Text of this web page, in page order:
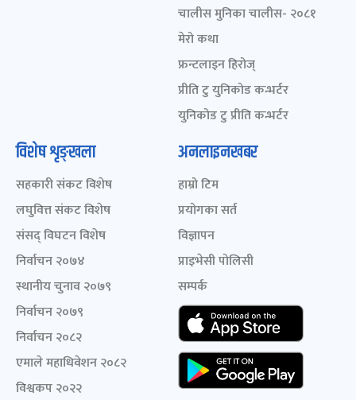
चालीस मुनिका चालीस- २०८१
मेरो कथा
फ्रन्टलाइन हिरोज्
प्रीति टु युनिकोड कन्भर्टर
युनिकोड टु प्रीति कन्भर्टर
विशेष शृङ्खला
सहकारी संकट विशेष
लघुवित्त संकट विशेष
संसद् विघटन विशेष
निर्वाचन २०७४
स्थानीय चुनाव २०७९
निर्वाचन २०७९
निर्वाचन २०८२
एमाले महाधिवेशन २०८२
विश्वकप २०२२
अनलाइनखबर
हाम्रो टिम
प्रयोगका सर्त
विज्ञापन
प्राइभेसी पोलिसी
सम्पर्क